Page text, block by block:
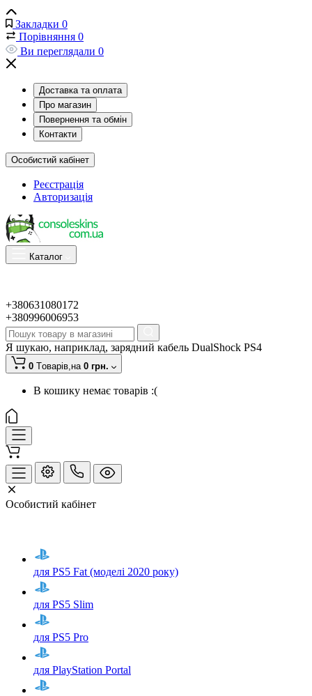
Закладки 0
Порівняння 0
Ви переглядали 0
Доставка та оплата
Про магазин
Повернення та обмін
Контакти
Особистий кабінет
Реєстрація
Авторизація
Каталог
+380631080172
+380996006953
Я шукаю, наприклад, зарядний кабель DualShock PS4
0 Tоварів,на 0 грн.
В кошику немає товарів :(
Особистий кабінет
для PS5 Fat (моделі 2020 року)
для PS5 Slim
для PS5 Pro
для PlayStation Portal